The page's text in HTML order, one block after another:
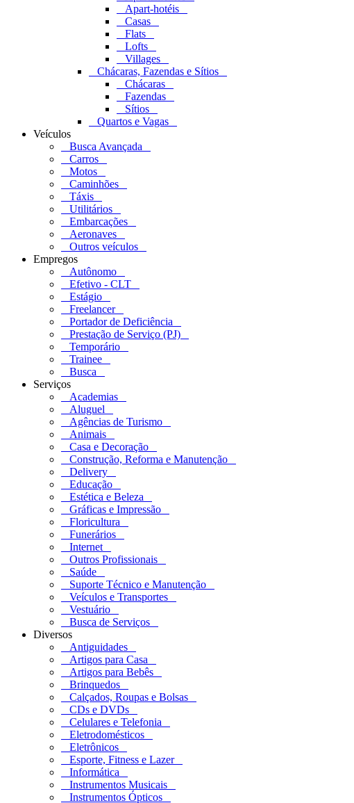
Apart-hotéis
Casas
Flats
Lofts
Villages
Chácaras, Fazendas e Sítios
Chácaras
Fazendas
Sítios
Quartos e Vagas
Veículos
Busca Avançada
Carros
Motos
Caminhões
Táxis
Utilitários
Embarcações
Aeronaves
Outros veículos
Empregos
Autônomo
Efetivo - CLT
Estágio
Freelancer
Portador de Deficiência
Prestação de Serviço (PJ)
Temporário
Trainee
Busca
Serviços
Academias
Aluguel
Agências de Turismo
Animais
Casa e Decoração
Construção, Reforma e Manutenção
Delivery
Educação
Estética e Beleza
Gráficas e Impressão
Floricultura
Funerários
Internet
Outros Profissionais
Saúde
Suporte Técnico e Manutenção
Veículos e Transportes
Vestuário
Busca de Serviços
Diversos
Antiguidades
Artigos para Casa
Artigos para Bebês
Brinquedos
Calçados, Roupas e Bolsas
CDs e DVDs
Celulares e Telefonia
Eletrodomésticos
Eletrônicos
Esporte, Fitness e Lazer
Informática
Instrumentos Musicais
Instrumentos Ópticos